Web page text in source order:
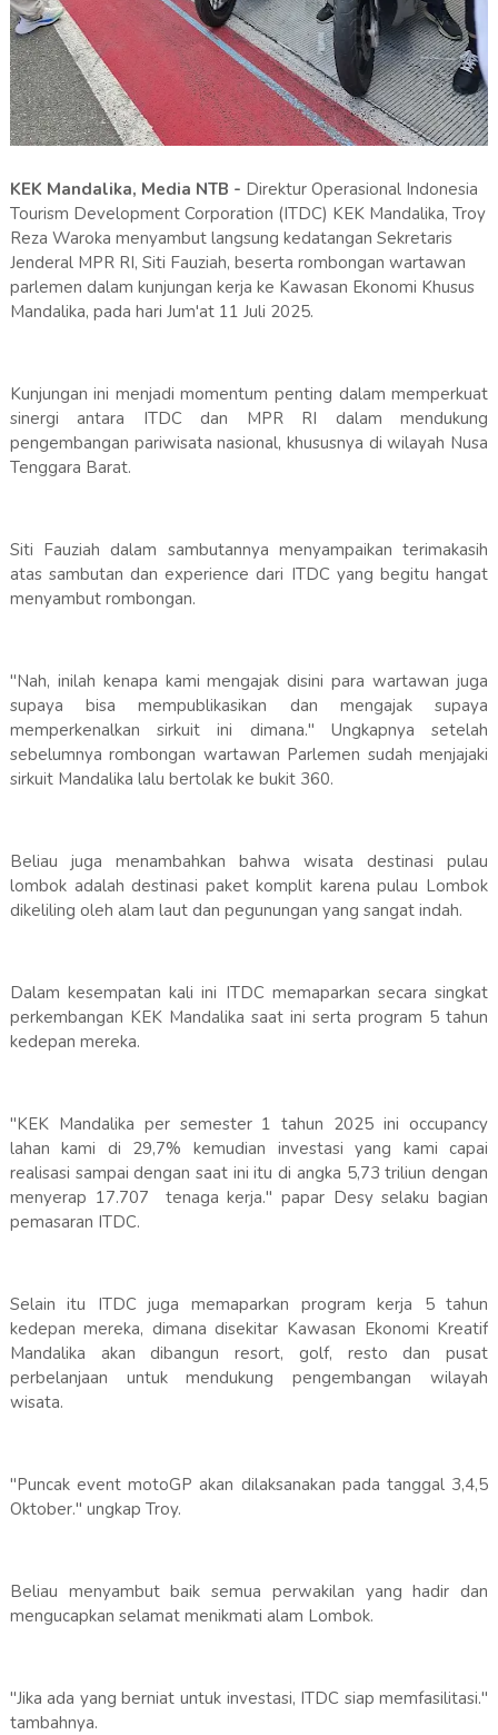
KEK Mandalika, Media NTB - Direktur Operasional Indonesia
Tourism Development Corporation (ITDC) KEK Mandalika, Troy
Reza Waroka menyambut langsung kedatangan Sekretaris
Jenderal MPR RI, Siti Fauziah, beserta rombongan wartawan
parlemen dalam kunjungan kerja ke Kawasan Ekonomi Khusus
Mandalika, pada hari Jum'at 11 Juli 2025.
Kunjungan ini menjadi momentum penting dalam memperkuat
sinergi antara ITDC dan MPR RI dalam mendukung
pengembangan pariwisata nasional, khususnya di wilayah Nusa
Tenggara Barat.
Siti Fauziah dalam sambutannya menyampaikan terimakasih
atas sambutan dan experience dari ITDC yang begitu hangat
menyambut rombongan.
"Nah, inilah kenapa kami mengajak disini para wartawan juga
supaya bisa mempublikasikan dan mengajak supaya
memperkenalkan sirkuit ini dimana." Ungkapnya setelah
sebelumnya rombongan wartawan Parlemen sudah menjajaki
sirkuit Mandalika lalu bertolak ke bukit 360.
Beliau juga menambahkan bahwa wisata destinasi pulau
lombok adalah destinasi paket komplit karena pulau Lombok
dikeliling oleh alam laut dan pegunungan yang sangat indah.
Dalam kesempatan kali ini ITDC memaparkan secara singkat
perkembangan KEK Mandalika saat ini serta program 5 tahun
kedepan mereka.
"KEK Mandalika per semester 1 tahun 2025 ini occupancy
lahan kami di 29,7% kemudian investasi yang kami capai
realisasi sampai dengan saat ini itu di angka 5,73 triliun dengan
menyerap 17.707 tenaga kerja." papar Desy selaku bagian
pemasaran ITDC.
Selain itu ITDC juga memaparkan program kerja 5 tahun
kedepan mereka, dimana disekitar Kawasan Ekonomi Kreatif
Mandalika akan dibangun resort, golf, resto dan pusat
perbelanjaan untuk mendukung pengembangan wilayah
wisata.
"Puncak event motoGP akan dilaksanakan pada tanggal 3,4,5
Oktober." ungkap Troy.
Beliau menyambut baik semua perwakilan yang hadir dan
mengucapkan selamat menikmati alam Lombok.
"Jika ada yang berniat untuk investasi, ITDC siap memfasilitasi."
tambahnya.